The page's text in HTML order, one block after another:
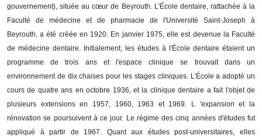
gouvernement), située au cœur de Beyrouth. L'École dentaire, rattachée à la
Faculté de médecine et de pharmacie de l'Université Saint-Joseph à
Beyrouth, a été créée en 1920. En janvier 1975, elle est devenue la Faculté
de médecine dentaire. Initialement, les études à l'École dentaire étaient un
programme de trois ans et l'espace clinique se trouvait dans un
environnement de dix chaises pour les stages cliniques. L'École a adopté un
cours de quatre ans en octobre 1936, et la clinique dentaire a fait l'objet de
plusieurs extensions en 1957, 1960, 1963 et 1969. L 'expansion et la
rénovation se poursuivent à ce jour. Le régime des cinq années d'études fut
appliqué à partir de 1967. Quant aux études post-universitaires, elles